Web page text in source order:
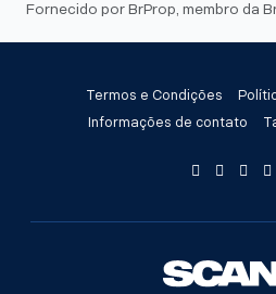
Fornecido por BrProp, membro da
Termos e Condições
Informações de contato